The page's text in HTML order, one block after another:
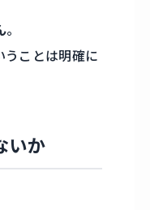
。
うことは明確に
いか